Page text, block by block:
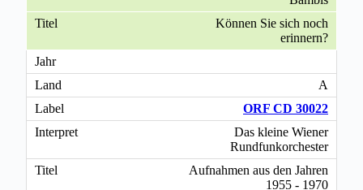
Können Sie sich noch
erinnern?
A
ORF CD 30022
Das kleine Wiener
Rundfunkorchester
Aufnahmen aus den Jahren
1955 - 1970